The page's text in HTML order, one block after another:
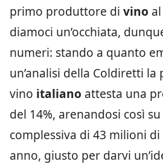
primo produttore di vino
diamoci un’occhiata,
numeri: stando a quanto
un’analisi della Coldiretti
vino italiano attesta una
del 14%, arenandosi così
complessiva di 43 milioni
anno, giusto per darvi